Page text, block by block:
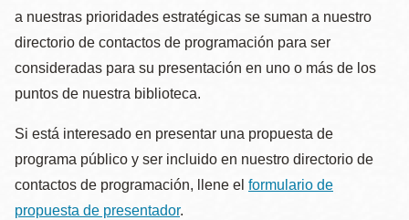
a nuestras prioridades estratégicas se suman a nuestro
directorio de contactos de programación para ser
consideradas para su presentación en uno o más de los
puntos de nuestra biblioteca.
Si está interesado en presentar una propuesta de
programa público y ser incluido en nuestro directorio de
contactos de programación, llene el formulario de
propuesta de presentador.